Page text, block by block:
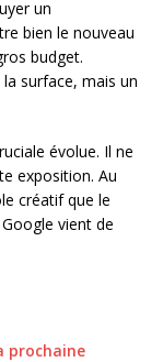
un
bien le nouveau
budget.
surface, mais un
évolue. Il ne
exposition. Au
créatif que le
vient de
prochaine